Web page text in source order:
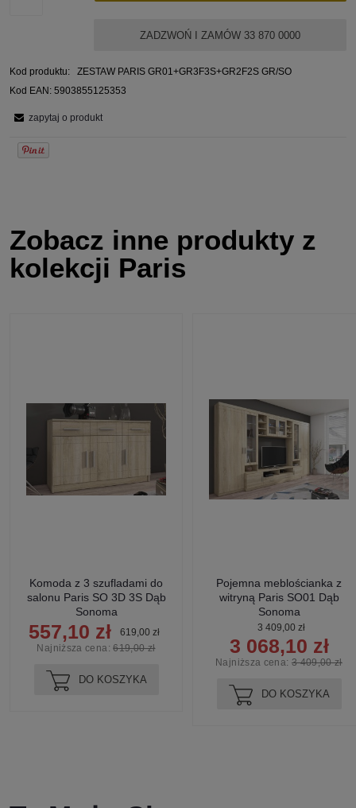
ZADZWOŃ I ZAMÓW 33 870 0000
Kod produktu:
ZESTAW PARIS GR01+GR3F3S+GR2F2S GR/SO
Kod EAN: 5903855125353
zapytaj o produkt
Zobacz inne produkty z
kolekcji Paris
Komoda z 3 szufladami do
salonu Paris SO 3D 3S Dąb
Sonoma
619,00 zł
557,10 zł
Najniższa cena:619,00 zł
DO KOSZYKA
Pojemna meblościanka z
witryną Paris SO01 Dąb
Sonoma
3 409,00 zł
3 068,10 zł
Najniższa cena: 3 409,00 zł
DO KOSZYKA